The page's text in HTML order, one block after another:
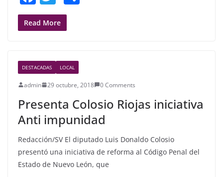
a
c
b
o
o
k
w
itt
Read More
DESTACADAS LOCAL
admin 29 octubre, 2018 0 Comments
Presenta Colosio Riojas iniciativa
Anti impunidad
Redacción/SV El diputado Luis Donaldo Colosio
presentó una iniciativa de reforma al Código Penal del
Estado de Nuevo León, que